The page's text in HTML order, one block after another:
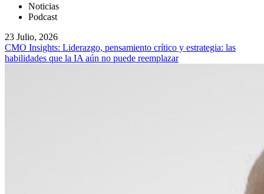
Noticias
Podcast
23 Julio, 2026
CMO Insights: Liderazgo, pensamiento crítico y estrategia: las
habilidades que la IA aún no puede reemplazar